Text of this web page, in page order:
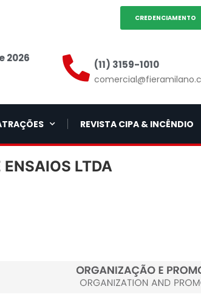
CREDENCIAMENTO
2026 (11) 3159-1010
REVISTA CIPA & INCÊNDIO
LTDA